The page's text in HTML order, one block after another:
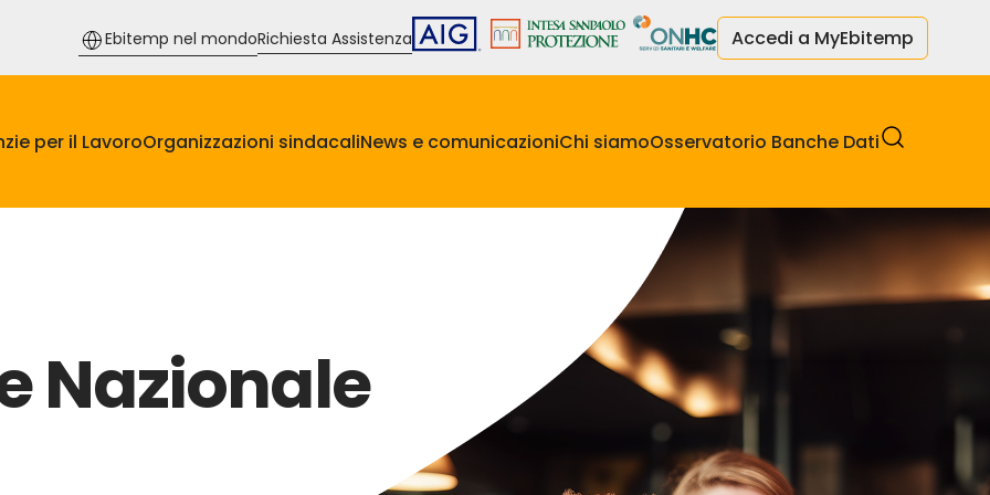
Ebitemp nel mondoRichiesta Assistenza Accedi a MyEbitemp
per il LavoroOrganizzazioni sindacaliNews e comunicazioniChi siamoOsservatorio Banche Dati
Nazionale